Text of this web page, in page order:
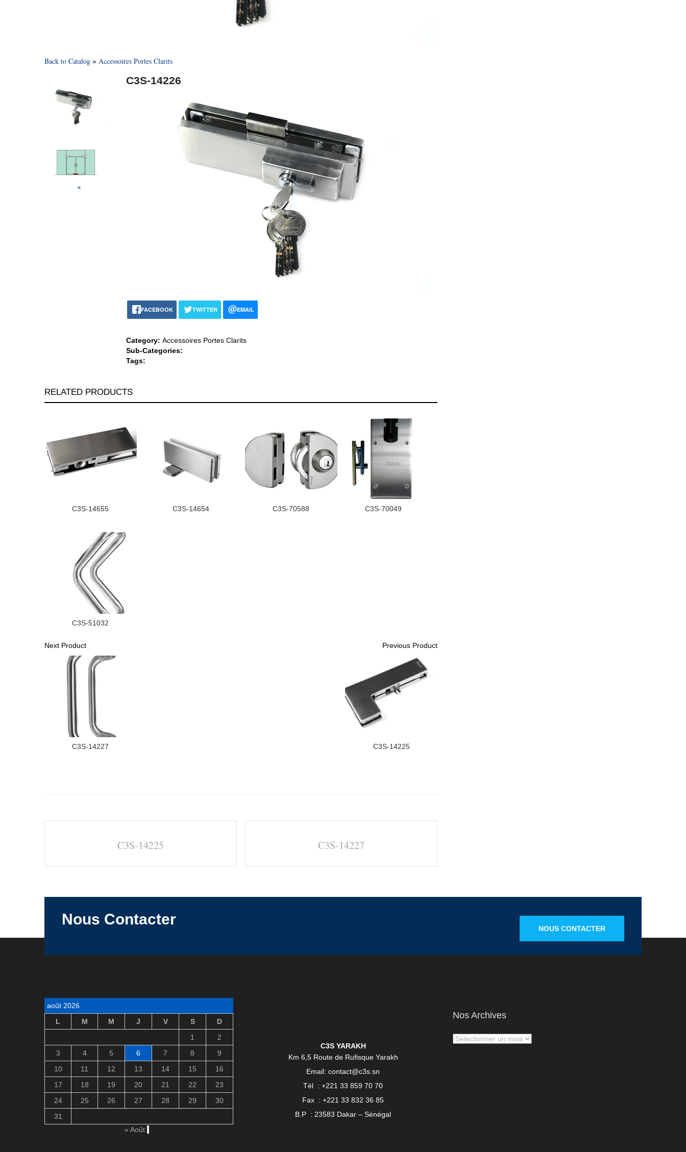
Back to Catalog Accessoires Portes Clarits
C3S-14226
FACEBOOK TWITTER EMAIL
Category: Accessoires Portes Clarits
Sub-Categories:
Tags:
RELATED PRODUCTS
C3S-14655 C3S-14654 C3S-70588 C3S-70049
C3S-51032
Next Product
C3S-14227
Previous Product
C3S-14225
C3S-14225 C3S-14227
Nous Contacter
NOUS CONTACTER
août 2026
L
M M J V S
D
1
2
3
4 5 6 7 8
9
10
11 12 13 14 15
16
17
18 19 20 21 22
23
24
25 26 27 28 29
30
31
« Août
C3S YARAKH
Km 6,5 Route de Rufisque Yarakh
Email: contact@c3s.sn
Tél : +221 33 859 70 70
Fax : +221 33 832 36 85
B.P : 23583 Dakar – Sénégal
Nos Archives